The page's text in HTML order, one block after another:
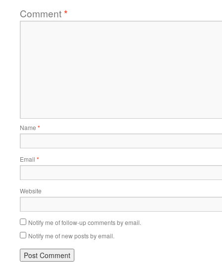
Comment*
Name *
Email *
Website
Notify me of follow-up comments by email.
Notify me of new posts by email.